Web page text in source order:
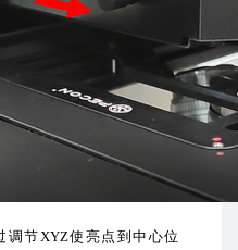
调节XYZ使亮点到中心位